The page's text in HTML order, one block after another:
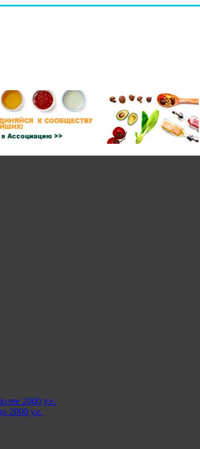
2000 у.е.
2000 у.е.